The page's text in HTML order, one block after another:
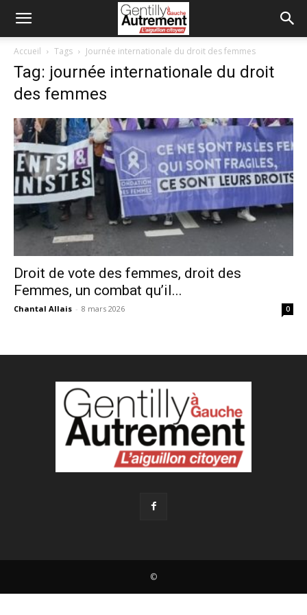
Accueil Tags Journée internationale du droit des femmes
Tag: journée internationale du droit
des femmes
Droit de vote des femmes, droit des
Femmes, un combat qu’il...
Chantal Allais - 8 mars 2026 0
©